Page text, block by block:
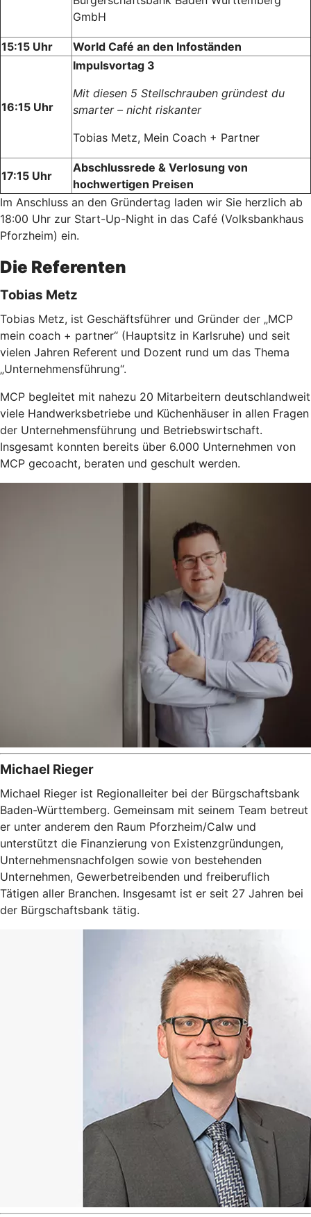
GmbH
15:15 Uhr World Café an den Infoständen
16:15 Uhr
Impulsvortag 3
Mit diesen 5 Stellschrauben gründest du
smarter – nicht riskanter
Tobias Metz, Mein Coach + Partner
17:15 Uhr
Abschlussrede & Verlosung von
hochwertigen Preisen
Im Anschluss an den Gründertag laden wir Sie herzlich ab
18:00 Uhr zur Start-Up-Night in das Café (Volksbankhaus
Pforzheim) ein.
Die Referenten
Tobias Metz
Tobias Metz, ist Geschäftsführer und Gründer der „MCP
mein coach + partner“ (Hauptsitz in Karlsruhe) und seit
vielen Jahren Referent und Dozent rund um das Thema
„Unternehmensführung“.
MCP begleitet mit nahezu 20 Mitarbeitern deutschlandweit
viele Handwerksbetriebe und Küchenhäuser in allen Fragen
der Unternehmensführung und Betriebswirtschaft.
Insgesamt konnten bereits über 6.000 Unternehmen von
MCP gecoacht, beraten und geschult werden.
Michael Rieger
Michael Rieger ist Regionalleiter bei der Bürgschaftsbank
Baden-Württemberg. Gemeinsam mit seinem Team betreut
er unter anderem den Raum Pforzheim/Calw und
unterstützt die Finanzierung von Existenzgründungen,
Unternehmensnachfolgen sowie von bestehenden
Unternehmen, Gewerbetreibenden und freiberuflich
Tätigen aller Branchen. Insgesamt ist er seit 27 Jahren bei
der Bürgschaftsbank tätig.